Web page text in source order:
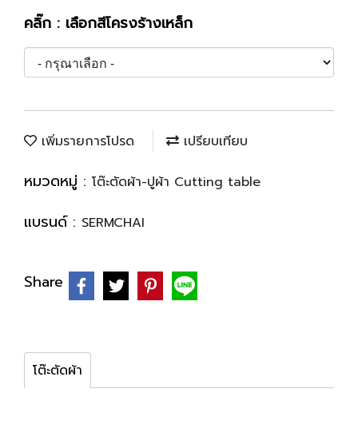
คลิ๊ก : เลือกสีโครงร้างเหล็ก
เพิ่มรายการโปรด เปรียบเทียบ
หมวดหมู่ : โต๊ะตัดผ้า-ปูผ้า Cutting table
แบรนด์ : SERMCHAI
Share
โต๊ะตัดผ้า